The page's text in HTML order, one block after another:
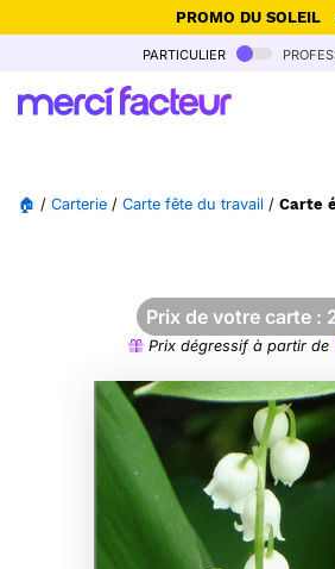
PROMO DU SOLEIL
-30% de réduction avec le code
Ne plus afficher
particulier
🏠 / Carterie / Carte fête du travail / Carte
Prix de votre carte :
Prix dégressif à partir de